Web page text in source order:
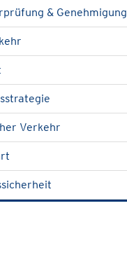
& Genehmigung
Verkehr